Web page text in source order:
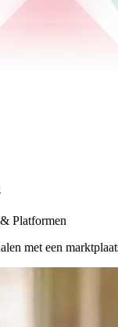
Platformen
met een